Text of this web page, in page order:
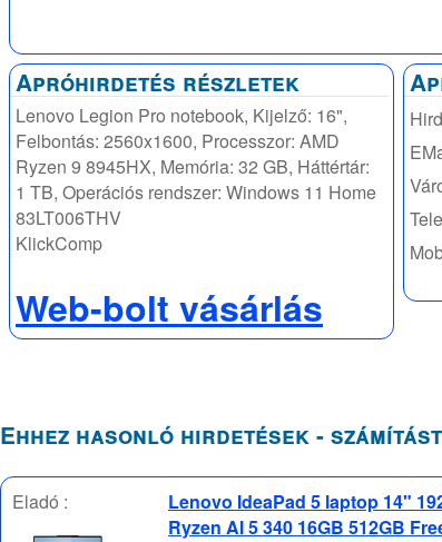
Apróhirdetés részletek
Lenovo Legion Pro notebook, Kijelző: 16",
Felbontás: 2560x1600, Processzor: AMD
Ryzen 9 8945HX, Memória: 32 GB, Háttértár:
1 TB, Operációs rendszer: Windows 11 Home
83LT006THV
KlickComp
Web-bolt vásárlás
Ehhez hasonló hirdetések -
Eladó :
Lenovo IdeaPad 5 laptop 14"
Ryzen AI 5 340 16GB 512GB